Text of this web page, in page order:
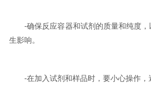
-确保反应容器和试剂的质量和纯度，
生影响。
-在加入试剂和样品时，要小心操作，